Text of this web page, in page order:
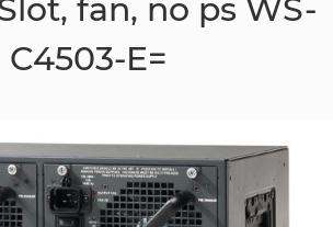
fan, no ps WS-
C4503-E=